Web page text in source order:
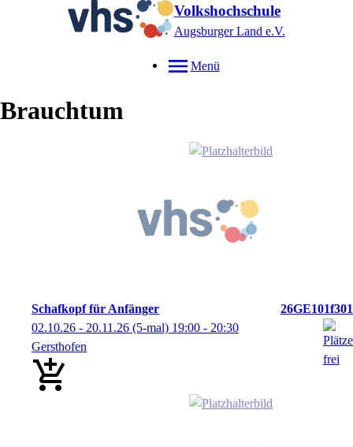
Volkshochschule
Augsburger Land e.V.
Menü
Brauchtum
Schafkopf für Anfänger
26GE101f301
02.10.26 - 20.11.26 (5-mal) 19:00 - 20:30
Gersthofen